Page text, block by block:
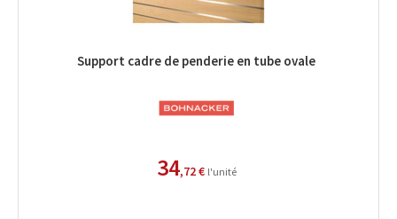
Support cadre de penderie en tube ovale
34,72 € l'unité